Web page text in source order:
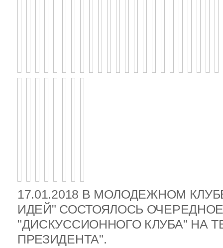
17.01.2018 В МОЛОДЕЖНОМ
ИДЕЙ" СОСТОЯЛОСЬ
"ДИСКУССИОННОГО КЛУБА" НА
ПРЕЗИДЕНТА".